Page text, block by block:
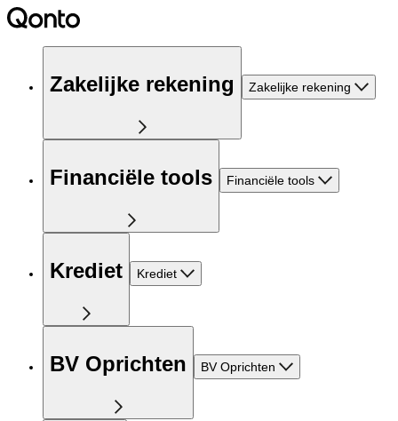
Zakelijke rekening Zakelijke rekening
Financiële tools Financiële tools
Krediet Krediet
BV Oprichten BV Oprichten